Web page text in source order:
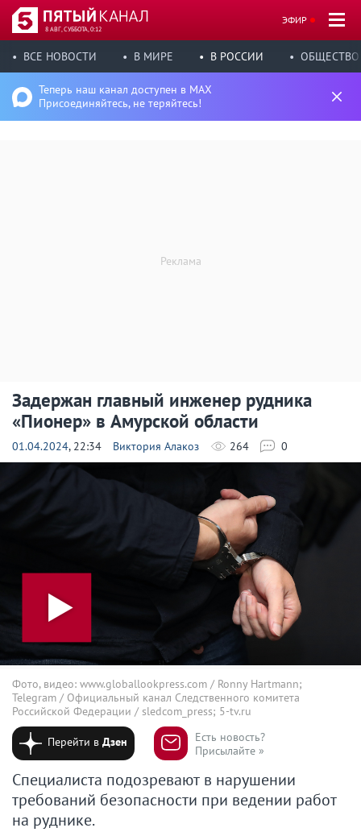
8 АВГ, СУББОТА, 0:12
ЭФИР
ВСЕ НОВОСТИ В МИРЕ В РОССИИ ОБЩЕСТВО
Теперь наш канал доступен в MAX
Присоединяйтесь, не теряйтесь!
Задержан главный инженер рудника
«Пионер» в Амурской области
01.04.2024, 22:34 Виктория Алакоз 264 0
Фото, видео: www.globallookpress.com / Ronny Hartmann;
Telegram / Официальный канал Следственного комитета
Российской Федерации / sledcom_press; 5-tv.ru
Перейти вДзен
Есть новость?
Присылайте »
Специалиста подозревают в нарушении
требований безопасности при ведении работ
на руднике.